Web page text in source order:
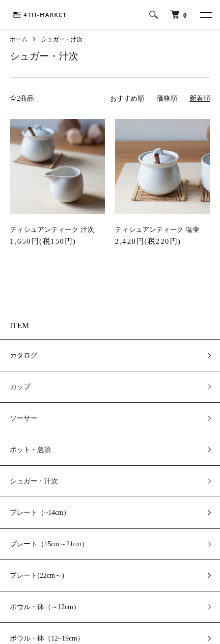
0
ホーム シュガー・汁次
シュガー・汁次
全2商品 おすすめ順 価格順 新着順
ティシュアンティーク 汁次
1,650円(税150円)
ティシュアンティーク 塩壷
2,420円(税220円)
ITEM
カタログ
カップ
ソーサー
ポット・急須
シュガー・汁次
プレート（~14cm）
プレート（15cm～21cm）
プレート(22cm～)
ボウル・鉢（～12cm）
ボウル・鉢（12~19cm）